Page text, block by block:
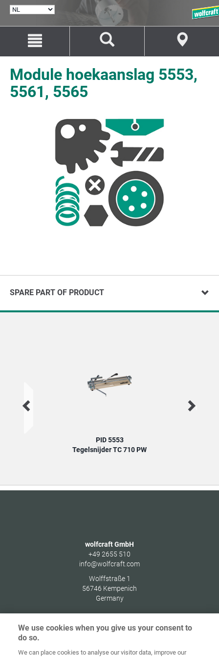
springen
navigatie
springen
Module hoekaanslag 5553,
5561, 5565
SPARE PART OF PRODUCT
PID 5553
Tegelsnijder TC 710 PW
wolfcraft GmbH
+49 2655 510
info@wolfcraft.com
Wolffstraße 1
56746 Kempenich
Germany
Home Contact Colofon
We use cookies when you give us your consent to
do so.
We can place cookies to analyse our visitor data, improve our